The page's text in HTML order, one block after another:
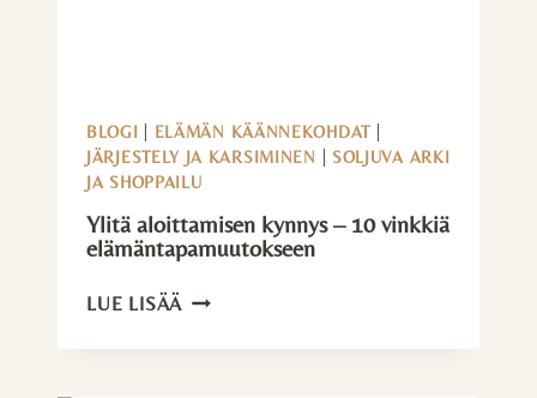
BLOGI ELÄMÄN KÄÄNNEKOHDAT|
JÄRJESTELY JA KARSIMINEN
SOLJUVA ARKI
JA SHOPPAILU
Ylitä aloittamisen kynnys – 10 vinkkiä
elämäntapamuutokseen
LUE LISÄÄ YLITÄ
KYNNYS